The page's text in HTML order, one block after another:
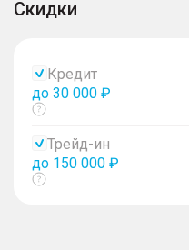
Скидки
Кредит
до 30 000 ₽
Показать
Трейд-ин
до 150 000 ₽
Показать